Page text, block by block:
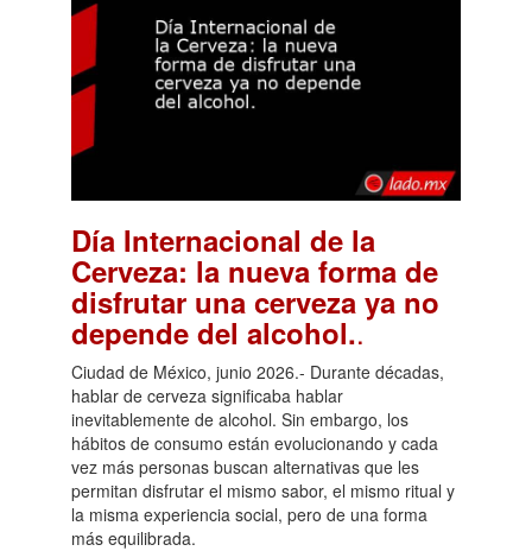
Día Internacional de la
Cerveza: la nueva forma de
disfrutar una cerveza ya no
depende del alcohol..
Ciudad de México, junio 2026.- Durante décadas,
hablar de cerveza significaba hablar
inevitablemente de alcohol. Sin embargo, los
hábitos de consumo están evolucionando y cada
vez más personas buscan alternativas que les
permitan disfrutar el mismo sabor, el mismo ritual y
la misma experiencia social, pero de una forma
más equilibrada.